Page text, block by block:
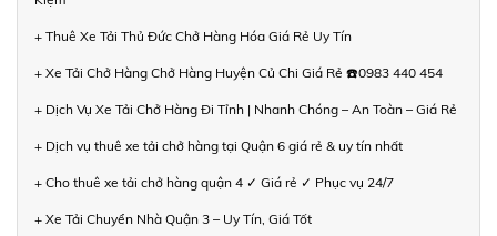
+ Thuê Xe Tải Thủ Đức Chở Hàng Hóa Giá Rẻ Uy Tín
+ Xe Tải Chở Hàng Chở Hàng Huyện Củ Chi Giá Rẻ ☎️0983 440 454
+ Dịch Vụ Xe Tải Chở Hàng Đi Tỉnh | Nhanh Chóng – An Toàn – Giá Rẻ
+ Dịch vụ thuê xe tải chở hàng tại Quận 6 giá rẻ & uy tín nhất
+ Cho thuê xe tải chở hàng quận 4 ✓ Giá rẻ ✓ Phục vụ 24/7
+ Xe Tải Chuyển Nhà Quận 3 – Uy Tín, Giá Tốt